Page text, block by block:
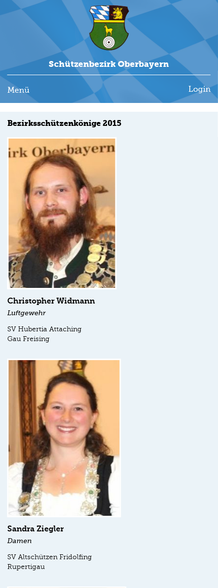
Schützenbezirk Oberbayern
Menü Login
Bezirksschützenkönige 2015
Christopher Widmann
Luftgewehr
SV Hubertia Attaching
Gau Freising
Sandra Ziegler
Damen
SV Altschützen Fridolfing
Rupertigau